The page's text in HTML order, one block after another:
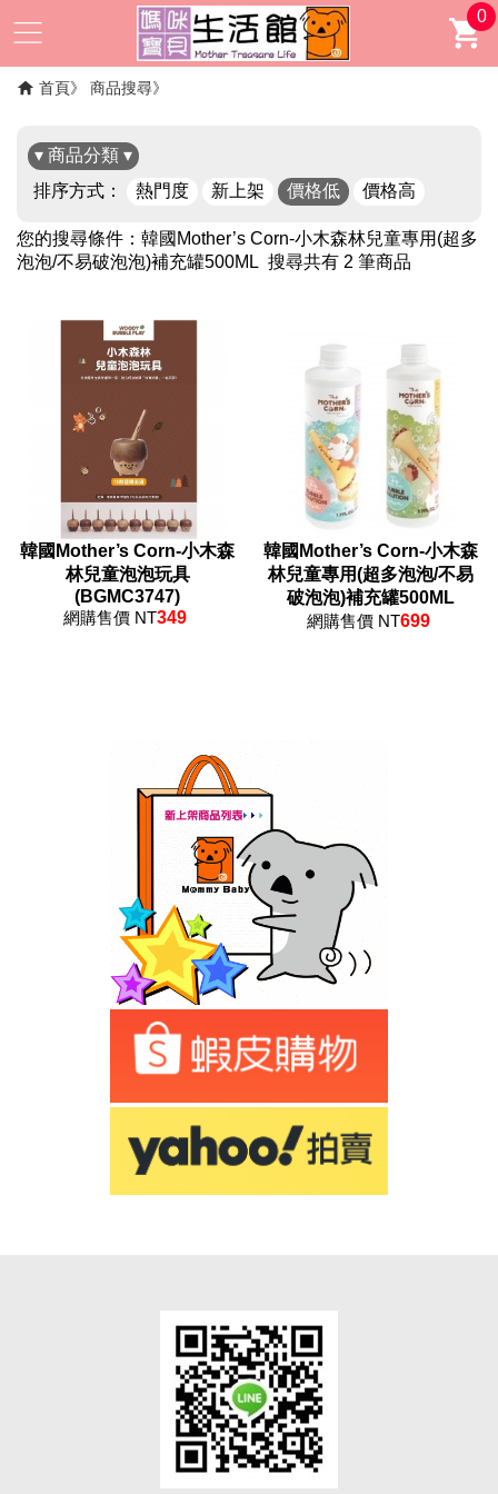
0
首頁 商品搜尋
▾ 商品分類 ▾
排序方式：
熱門度 新上架 價格低 價格高
您的搜尋條件： 韓國Mother’s Corn-小木森林兒童專用(超多
泡泡/不易破泡泡)補充罐500ML 搜尋共有 2 筆商品
韓國Mother’s Corn-小木森
林兒童泡泡玩具
(BGMC3747)
網購售價 NT349
韓國Mother’s Corn-小木森
林兒童專用(超多泡泡/不易
破泡泡)補充罐500ML
網購售價 NT699